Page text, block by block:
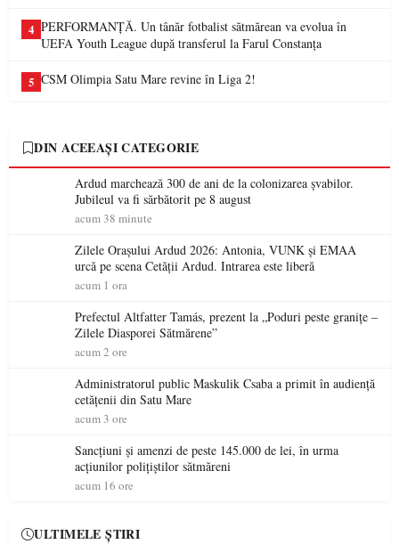
4 PERFORMANȚĂ. Un tânăr fotbalist sătmărean va evolua în
UEFA Youth League după transferul la Farul Constanța
5 CSM Olimpia Satu Mare revine în Liga 2!
DIN ACEEAȘI CATEGORIE
Ardud marchează 300 de ani de la colonizarea șvabilor.
Jubileul va fi sărbătorit pe 8 august
acum 38 minute
Zilele Orașului Ardud 2026: Antonia, VUNK și EMAA
urcă pe scena Cetății Ardud. Intrarea este liberă
acum 1 ora
Prefectul Altfatter Tamás, prezent la „Poduri peste granițe –
Zilele Diasporei Sătmărene”
acum 2 ore
Administratorul public Maskulik Csaba a primit în audiență
cetățenii din Satu Mare
acum 3 ore
Sancțiuni și amenzi de peste 145.000 de lei, în urma
acțiunilor polițiștilor sătmăreni
acum 16 ore
ULTIMELE ȘTIRI